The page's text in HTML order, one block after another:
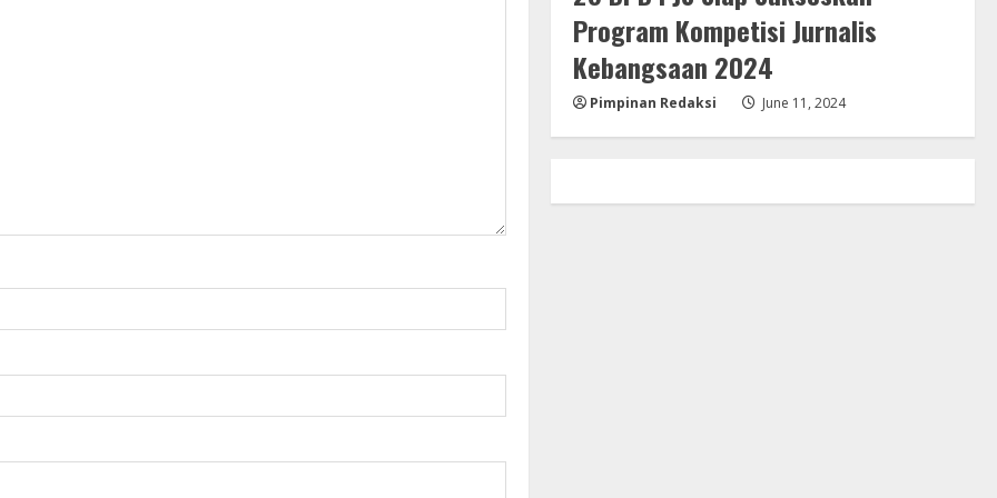
Program Kompetisi Jurnalis
Kebangsaan 2024
Pimpinan Redaksi June 11, 2024